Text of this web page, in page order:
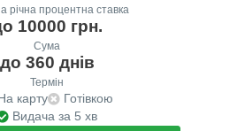
річна процентна ставка
10000 грн.
Сума
до 360 днів
Термін
карту
Готівкою
Видача за 5 хв